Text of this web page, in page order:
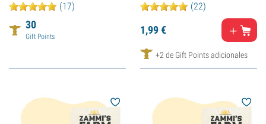
(17)
30
Gift Points
(22)
1,99€
+2 de Gift Points adicionales